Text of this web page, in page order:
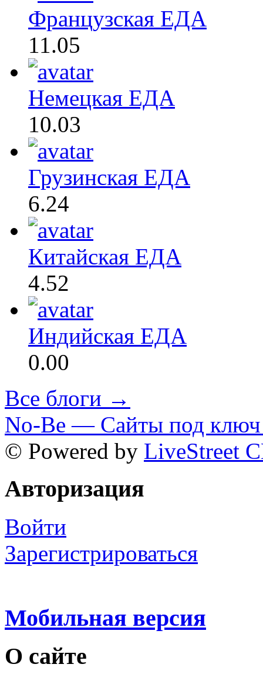
Французская ЕДА
11.05
Немецкая ЕДА
10.03
Грузинская ЕДА
6.24
Китайская ЕДА
4.52
Индийская ЕДА
0.00
Все блоги →
No-Be — Сайты под ключ
© Powered by LiveStreet
Авторизация
Войти
Зарегистрироваться
Мобильная версия
О сайте